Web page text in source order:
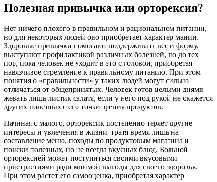
Полезная привычка или орторексия?
Нет ничего плохого в правильном и рациональном питании,
но для некоторых людей оно приобретает характер мании.
Здоровые привычки помогают поддерживать вес и форму,
выступают профилактикой различных болезней, но до тех
пор, пока человек не уходит в это с головой, приобретая
навязчивое стремление к правильному питанию. При этом
понятия о «правильности» у таких людей могут сильно
отличаться от общепринятых. Человек готов целыми днями
жевать лишь листик салата, если у него под рукой не окажется
других полезных с его точки зрения продуктов.
Начиная с малого, орторексик постепенно теряет другие
интересы и увлечения в жизни, тратя время лишь на
составление меню, походы по продуктовым магазина и
поиски полезных, но не всегда вкусных блюд. Больной
орторексией может поступиться своими вкусовыми
пристрастиями ради мнимой выгоды для своего здоровья.
При этом растет его самооценка, приобретая характер